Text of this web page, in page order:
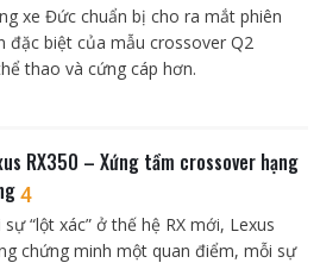
xe Đức chuẩn bị cho ra mắt phiên
đặc biệt của mẫu crossover Q2
thao và cứng cáp hơn.
RX350 – Xứng tầm crossover hạng
4
sự “lột xác” ở thế hệ RX mới, Lexus
chứng minh một quan điểm, mỗi sự